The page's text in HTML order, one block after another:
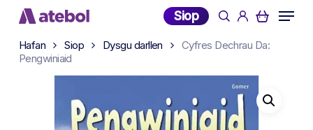
Skip
main
content
Siop searchaccount
Menu
Hafan Siop Dysgu darllen
Cyfres Dechrau Da:
Pengwiniaid